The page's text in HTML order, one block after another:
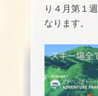
り４月第１
なります。